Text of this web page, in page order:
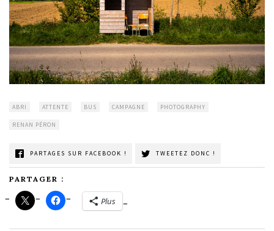
ABRI ATTENTE BUS CAMPAGNE PHOTOGRAPHY
RENAN PÉRON
PARTAGES SUR FACEBOOK ! TWEETEZ DONC !
PARTAGER :
Plus